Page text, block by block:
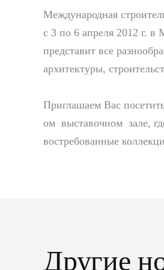
Международная
с 3 по 6 апреля 2012 г.
представит все
архитектуры,
Приглашаем Вас
ом выставочном зале,
востребованные
Другие